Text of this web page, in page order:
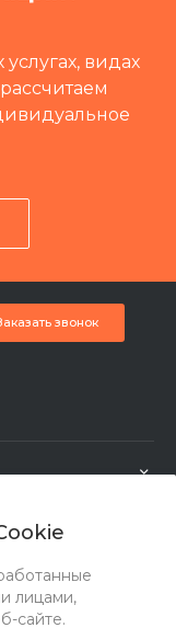
лицами,
сайте.
видах
звонок